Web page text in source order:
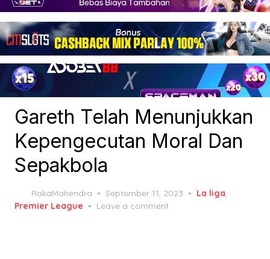
Gareth Telah Menunjukkan
Kepengecutan Moral Dan
Sepakbola
RakaMahendra
Posted
on
September 11, 2023 La liga,
Premier League
Leave a comment